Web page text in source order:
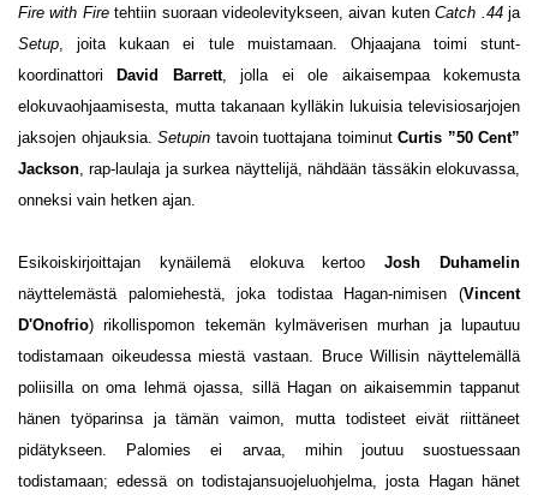
Fire with Firetehtiin suoraan videolevitykseen, aivan kutenCatch .44ja
Setup, joita kukaan ei tule muistamaan. Ohjaajana toimi stunt-
koordinattori
David Barrett, jolla ei ole aikaisempaa kokemusta
elokuvaohjaamisesta, mutta takanaan kylläkin lukuisia televisiosarjojen
jaksojen ohjauksia. Setupin tavoin tuottajana toiminut Curtis ”50 Cent”
Jackson, rap-laulaja ja surkea näyttelijä, nähdään tässäkin elokuvassa,
onneksi vain hetken ajan.
Esikoiskirjoittajan kynäilemä elokuva kertooJosh Duhamelin
näyttelemästä palomiehestä, joka todistaa Hagan-nimisen (Vincent
D'Onofrio) rikollispomon tekemän kylmäverisen murhan ja lupautuu
todistamaan oikeudessa miestä vastaan. Bruce Willisin näyttelemällä
poliisilla on oma lehmä ojassa, sillä Hagan on aikaisemmin tappanut
hänen työparinsa ja tämän vaimon, mutta todisteet eivät riittäneet
pidätykseen. Palomies ei arvaa, mihin joutuu suostuessaan
todistamaan; edessä on todistajansuojeluohjelma, josta Hagan hänet